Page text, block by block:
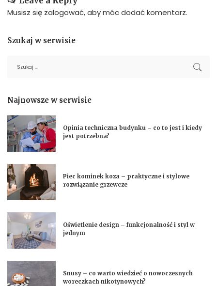
Musisz się zalogować, aby móc dodać komentarz.
Szukaj w serwisie
Najnowsze w serwisie
Opinia techniczna budynku – co to jest i kiedy
jest potrzebna?
Piec kominek koza – praktyczne i stylowe
rozwiązanie grzewcze
Oświetlenie design – funkcjonalność i styl w
jednym
Snusy – co warto wiedzieć o nowoczesnych
woreczkach nikotynowych?